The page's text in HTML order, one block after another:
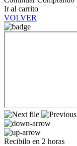
Ir al carrito
VOLVER
Recibilo en 2 horas